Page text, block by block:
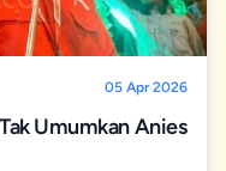
05 Apr 2026
Umumkan Anies